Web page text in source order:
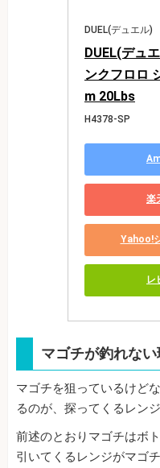
DUEL(デュエル)
DUEL(デュ
ンクフロロ
m 20Lbs
H4378-SP
楽
Yahoo!
レ
マゴチが釣れない
マゴチを狙っているけど
るのが、探ってくるレン
前述のとおりマゴチはボ
引いてくるレンジがマゴ